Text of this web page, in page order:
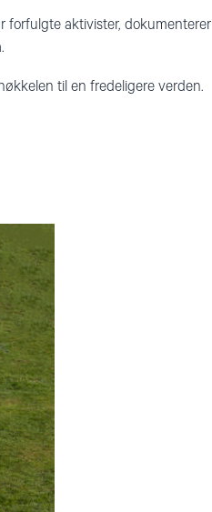
forfulgte aktivister, dokumenterer
til en fredeligere verden.